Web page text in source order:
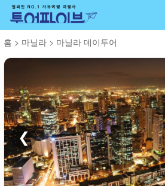
홈 > 마닐라 > 마닐라 데이투어
❮